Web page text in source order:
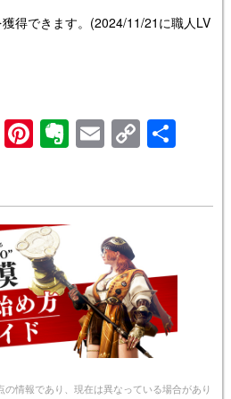
得できます。(2024/11/21に職人LV
F
a
Pi
nt
e
st
E
v
n
e
E
m
C
o
y
n
k
情報であり、現在は異なっている場合があり